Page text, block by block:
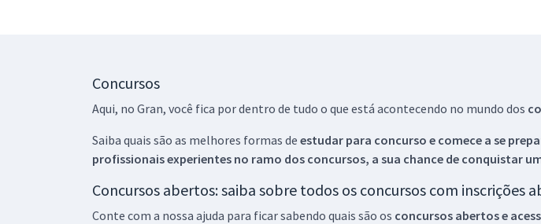
Concursos
Aqui, no Gran, você fica por dentro de tudo o que está acontecendo no mundo dos
Saiba quais são as melhores formas de estudar para concurso e comece a se
profissionais experientes no ramo dos concursos, a sua chance de conquistar
Concursos abertos: saiba sobre todos os concursos com inscrições
Conte com a nossa ajuda para ficar sabendo quais são os concursos abertos e